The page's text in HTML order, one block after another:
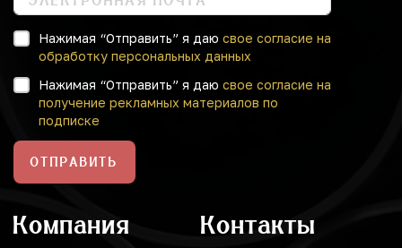
Нажимая “Отправить” я даю свое согласие на
обработку персональных данных
Нажимая “Отправить” я даю свое согласие на
получение рекламных материалов по
подписке
ОТПРАВИТЬ
Компания Контакты